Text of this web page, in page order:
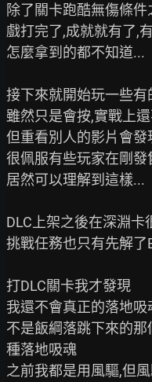
除了關卡跑酷無傷條
戲打完了,成就就有了,
怎麼拿到的都不知道...
接下來就開始玩一些
雖然只是會按,實戰上
但重看別人的影片會
很佩服有些玩家在剛發
居然可以理解到這樣...
DLC上架之後在深淵卡
挑戰任務也只有先解了
打DLC關卡我才發現
我還不會真正的落地
不是飯綱落跳下來的
種落地吸魂
之前我都是用風驅,但